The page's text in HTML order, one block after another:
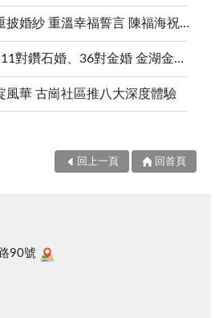
金鑽婚夫妻重披婚紗 重溫幸福誓言 陳福海祝福牽手半世紀 情深相守成典範
5對白金婚、11對鑽石婚、36對金婚 金湖金沙夫妻共享榮耀時刻 陳福海表揚金鑽婚夫妻 向半世紀相守家庭典範致敬
風華 古崗社區推八大深度體驗
回上一頁 回首頁
90號